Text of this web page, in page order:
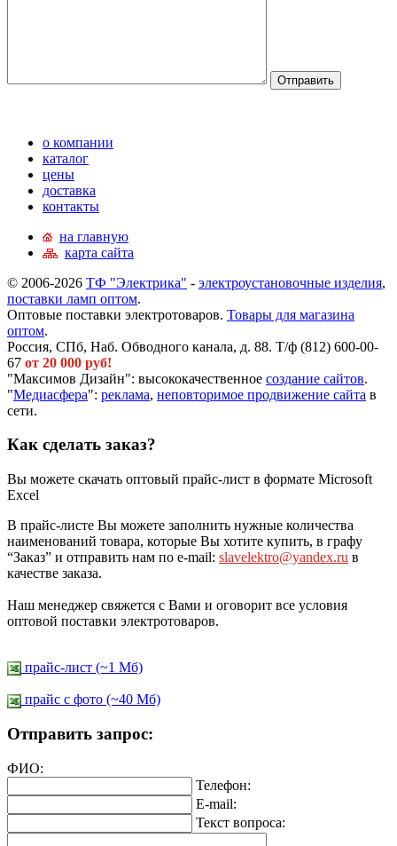
о компании
каталог
цены
доставка
контакты
на главную
карта сайта
© 2006-2026 ТФ "Электрика" - электроустановочные изделия,
поставки ламп оптом.
Оптовые поставки электротоваров. Товары для магазина
оптом.
Россия, СПб, Наб. Обводного канала, д. 88. Т/ф (812) 600-00-
67 от 20 000 руб!
"Максимов Дизайн": высококачественное создание сайтов.
"Медиасфера": реклама, неповторимое продвижение сайта в
сети.
Как сделать заказ?
Вы можете скачать оптовый прайс-лист в формате Microsoft
Excel
В прайс-листе Вы можете заполнить нужные количества
наименований товара, которые Вы хотите купить, в графу
“Заказ” и отправить нам по e-mail: slavelektro@yandex.ru в
качестве заказа.
Наш менеджер свяжется с Вами и оговорит все условия
оптовой поставки электротоваров.
прайс-лист (~1 Мб)
прайс c фото (~40 Мб)
Отправить запрос:
ФИО:
Телефон:
E-mail:
Текст вопроса: